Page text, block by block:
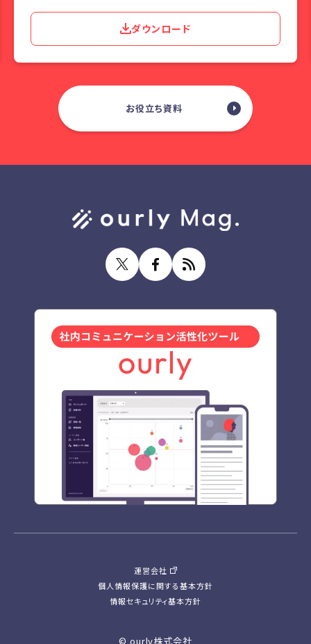
ダウンロード
お役立ち資料
運営会社
個人情報保護に関する基本方針
情報セキュリティ基本方針
© ourly株式会社